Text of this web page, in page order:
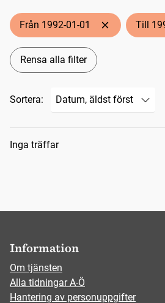
Från 1992-01-01 Till
Rensa alla filter
Sortera:
Sökresultat
Inga träffar
Information
Om tjänsten
Alla tidningar A-Ö
Hantering av personuppgifter